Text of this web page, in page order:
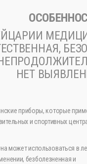
НЕТ
приборы, которые
и спортивных
может использоваться в
безболезненная и